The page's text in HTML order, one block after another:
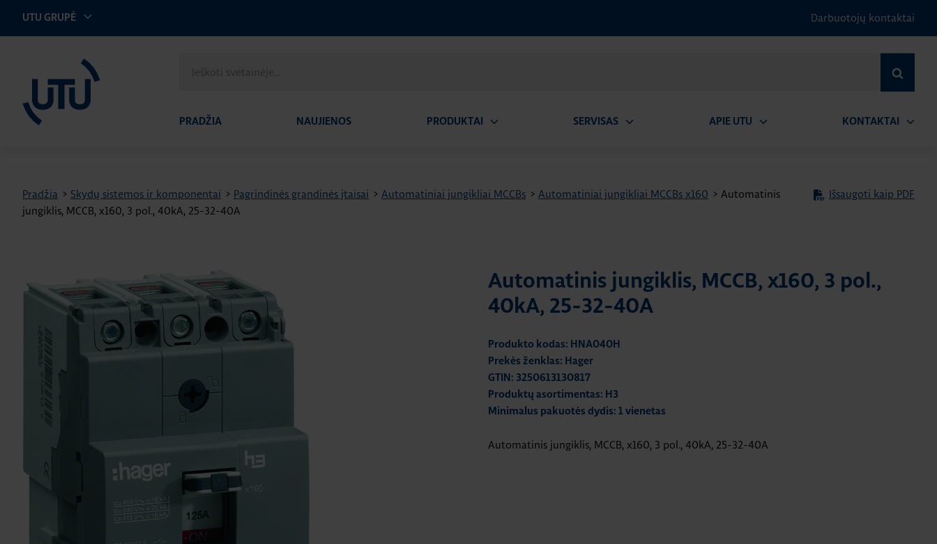
UTU GRUPĖ Darbuotojų kontaktai
svetainėje
PRADŽIA NAUJIENOS PRODUKTAI SERVISAS APIE UTU KONTAKTAI
Pradžia > Skydų sistemos ir komponentai > Pagrindinės grandinės įtaisai > Automatiniai jungikliai MCCBs > Automatiniai jungikliai MCCBs x160 > Automatinis
jungiklis, MCCB, x160, 3 pol., 40kA, 25-32-40A
Išsaugoti kaip PDF
Automatinis jungiklis, MCCB, x160, 3 pol.,
40kA, 25-32-40A
Produkto kodas: HNA040H
Prekės ženklas: Hager
GTIN: 3250613130817
Produktų asortimentas: H3
Minimalus pakuotės dydis: 1 vienetas
Automatinis jungiklis, MCCB, x160, 3 pol., 40kA, 25-32-40A